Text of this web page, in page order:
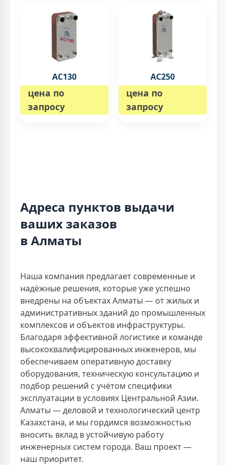
AC130
цена по
запросу
AC250
цена по
запросу
Адреса пунктов выдачи
ваших заказов
в Алматы
Наша компания предлагает современные и
надёжные решения, которые уже успешно
внедрены на объектах Алматы — от жилых и
административных зданий до промышленных
комплексов и объектов инфраструктуры.
Благодаря эффективной логистике и команде
высококвалифицированных инженеров, мы
обеспечиваем оперативную доставку
оборудования, техническую консультацию и
подбор решений с учётом специфики
эксплуатации в условиях Центральной Азии.
Алматы — деловой и технологический центр
Казахстана, и мы гордимся возможностью
вносить вклад в устойчивую работу
инженерных систем города. Ваш проект —
наш приоритет.